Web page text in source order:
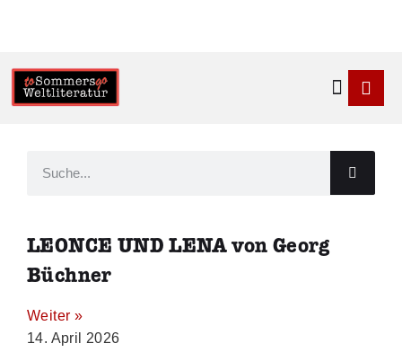
LEONCE UND LENA von Georg
Büchner
Weiter »
14. April 2026